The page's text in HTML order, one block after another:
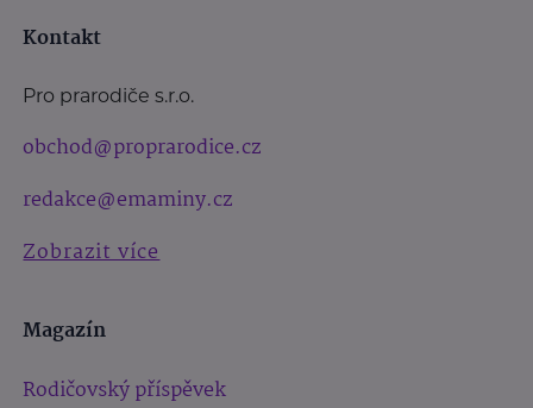
Kontakt
Pro prarodiče s.r.o.
obchod@proprarodice.cz
redakce@emaminy.cz
Zobrazit více
Magazín
Rodičovský příspěvek